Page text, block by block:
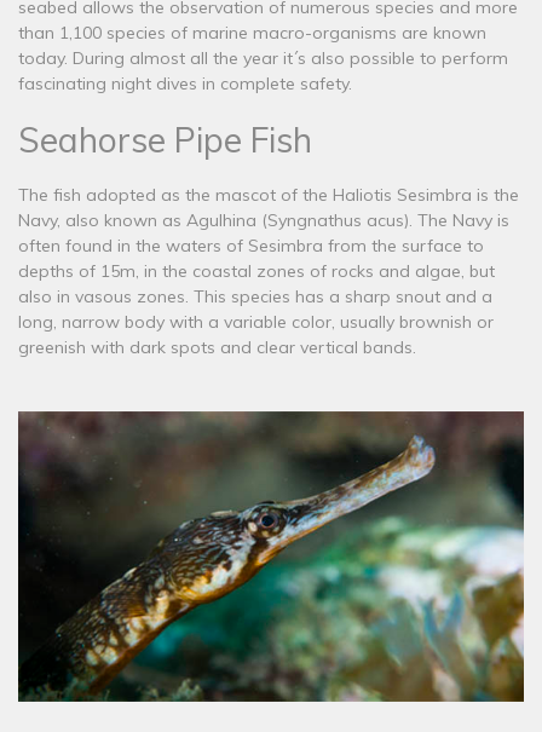
seabed allows the observation of numerous species and more
than 1,100 species of marine macro-organisms are known
today. During almost all the year it´s also possible to perform
fascinating night dives in complete safety.
Seahorse Pipe Fish
The fish adopted as the mascot of the Haliotis Sesimbra is the
Navy, also known as Agulhina (Syngnathus acus). The Navy is
often found in the waters of Sesimbra from the surface to
depths of 15m, in the coastal zones of rocks and algae, but
also in vasous zones. This species has a sharp snout and a
long, narrow body with a variable color, usually brownish or
greenish with dark spots and clear vertical bands.